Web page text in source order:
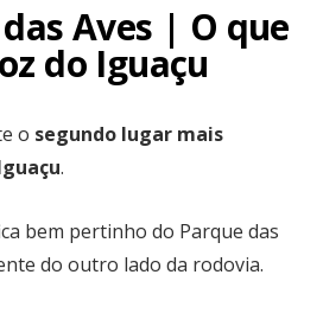
Aves | O que
do Iguaçu
o segundo lugar mais
.
bem pertinho do Parque das
do outro lado da rodovia.